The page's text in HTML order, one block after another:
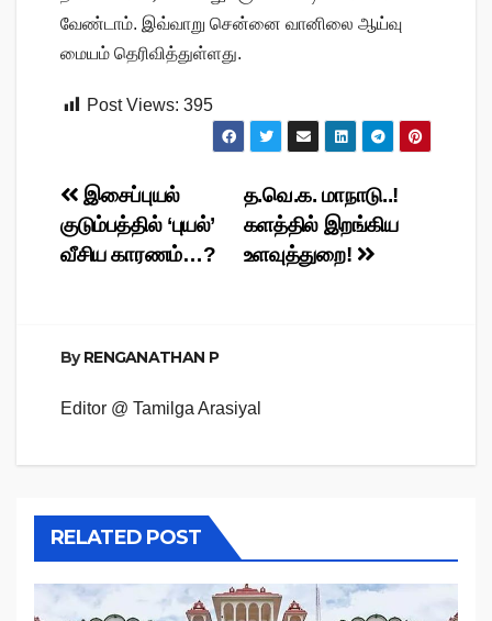
வேண்டாம். இவ்வாறு சென்னை வானிலை ஆய்வு
மையம் தெரிவித்துள்ளது.
Post Views: 395
Post
navigation
த.வெ.க. மாநாடு..!
களத்தில் இறங்கிய
உளவுத்துறை!
இசைப்புயல்
குடும்பத்தில் ‘புயல்’
வீசிய காரணம்…?
ByRENGANATHAN P
Editor @ Tamilga Arasiyal
RELATED POST